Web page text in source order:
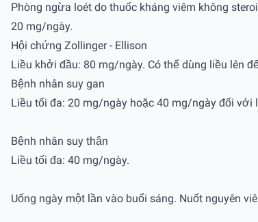
Phòng ngừa loét do thuốc kháng viêm không
20 mg/ngày.
Hội chứng Zollinger - Ellison
Liều khởi đầu: 80 mg/ngày. Có thể dùng liều lên
Bệnh nhân suy gan
Liều tối đa: 20 mg/ngày hoặc 40 mg/ngày đối với
Bệnh nhân suy thận
Liều tối đa: 40 mg/ngày.
Uống ngày một lần vào buổi sáng. Nuốt nguyên